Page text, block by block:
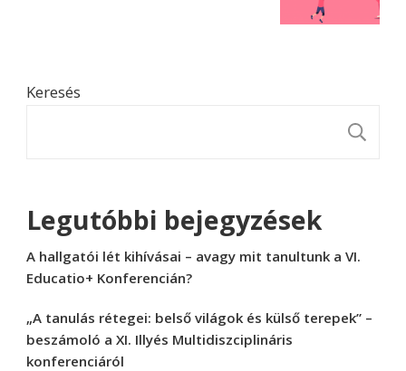
Keresés
Legutóbbi bejegyzések
A hallgatói lét kihívásai – avagy mit tanultunk a VI.
Educatio+ Konferencián?
„A tanulás rétegei: belső világok és külső terepek” –
beszámoló a XI. Illyés Multidiszciplináris
konferenciáról